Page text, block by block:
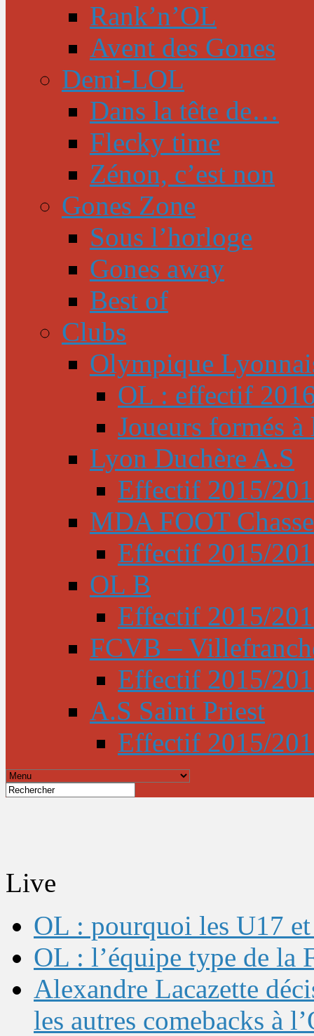
Rank’n’OL
Avent des Gones
Demi-LOL
Dans la tête de…
Flecky time
Zénon, c’est non
Gones Zone
Sous l’horloge
Gones away
Best of
Clubs
Olympique
OL : effectif
Joueurs formés
Lyon Duchère A.S
Effectif 2015/
MDA FOOT
Effectif 2015/
OL B
Effectif 2015/
FCVB –
Effectif 2015/
A.S Saint Priest
Effectif 2015/
Live
OL : pourquoi les U17
OL : l’équipe type de la
Alexandre Lacazette
les autres comebacks à